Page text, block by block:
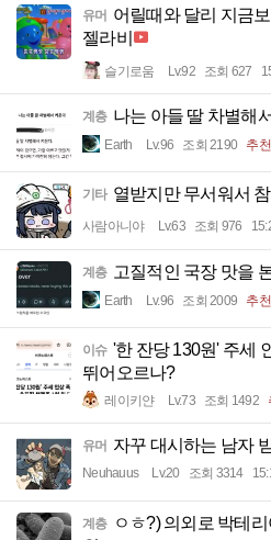
유머 어릴때와 달리 지금
젤라비
슬기로움 Lv.92 조회 627
계층 나는 아들 딸 차별해
Earth Lv.96 조회 2190 추
기타 열받지만 무서워서
사람아니야 Lv.63 조회 976
계층 고질적인 국장 맛을
Earth Lv.96 조회 2009 추
이슈 '한 잔당 130원' 주세
뛰어오르나?
레이키얀 Lv.73 조회 1492
유머 자꾸 대시하는 남자
Neuhauus Lv.20 조회 3314
계층
ㅇㅎ?) 의외로 박테